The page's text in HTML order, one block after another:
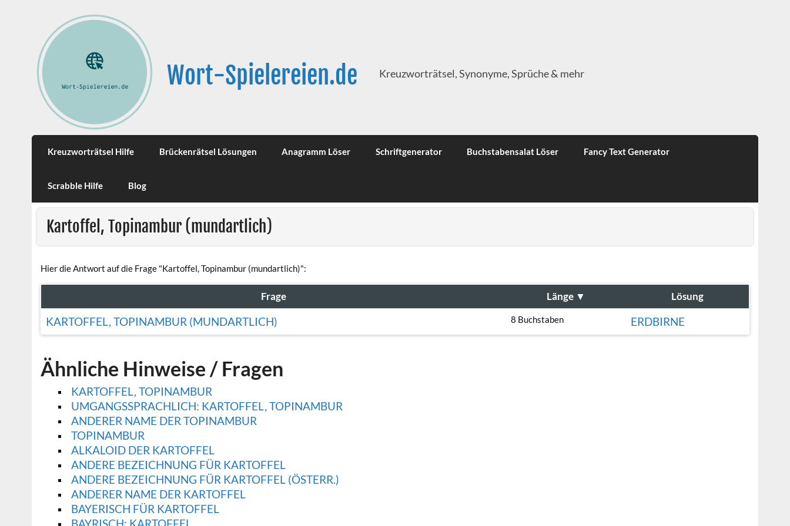
Wort-Spielereien.de Kreuzworträtsel, Synonyme, Sprüche & mehr
Kreuzworträtsel Hilfe Brückenrätsel Lösungen Anagramm Löser Schriftgenerator Buchstabensalat Löser Fancy Text Generator
Scrabble Hilfe Blog
Kartoffel, Topinambur (mundartlich)
Hier die Antwort auf die Frage "Kartoffel, Topinambur (mundartlich)":
Frage Länge ▼ Lösung
KARTOFFEL, TOPINAMBUR (MUNDARTLICH) 8 Buchstaben ERDBIRNE
Ähnliche Hinweise / Fragen
KARTOFFEL, TOPINAMBUR
UMGANGSSPRACHLICH: KARTOFFEL, TOPINAMBUR
ANDERER NAME DER TOPINAMBUR
TOPINAMBUR
ALKALOID DER KARTOFFEL
ANDERE BEZEICHNUNG FÜR KARTOFFEL
ANDERE BEZEICHNUNG FÜR KARTOFFEL (ÖSTERR.)
ANDERER NAME DER KARTOFFEL
BAYERISCH FÜR KARTOFFEL